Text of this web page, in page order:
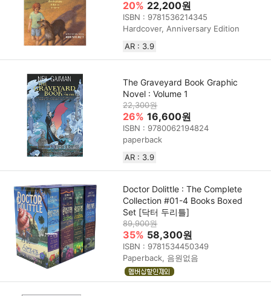
20% 22,200원
ISBN : 9781536214345
Hardcover, Anniversary Edition
AR : 3.9
The Graveyard Book Graphic
Novel : Volume 1
22,300원
26% 16,600원
ISBN : 9780062194824
paperback
AR : 3.9
Doctor Dolittle : The Complete
Collection #01-4 Books Boxed
Set [닥터 두리틀]
89,900원
35% 58,300원
ISBN : 9781534450349
Paperback, 음원없음